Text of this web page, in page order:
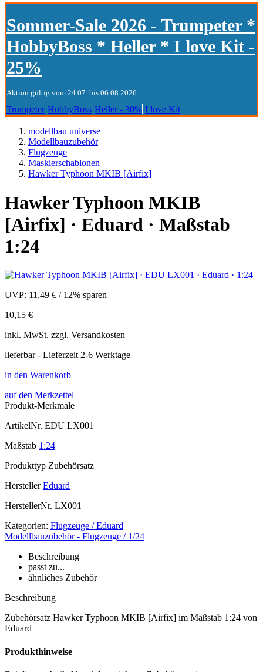
Sommer-Sale 2026 - Trumpeter *
HobbyBoss * Heller * I love Kit -
25%
Aktion gültig vom 24.07. bis 06.08.2026
Trumpeter HobbyBoss Heller - 30% I love Kit
modellbau universe
Modellbauzubehör
Flugzeuge
Maskierschablonen
Hawker Typhoon MKIB [Airfix]
Hawker Typhoon MKIB
[Airfix] · Eduard · Maßstab
1:24
UVP: 11,49 € / 12% sparen
10,15 €
inkl. MwSt. zzgl. Versandkosten
lieferbar - Lieferzeit 2-6 Werktage
in den Warenkorb
auf den Merkzettel
Produkt-Merkmale
ArtikelNr. EDU LX001
Maßstab 1:24
Produkttyp Zubehörsatz
Hersteller Eduard
HerstellerNr. LX001
Kategorien: Flugzeuge / Eduard
Modellbauzubehör - Flugzeuge / 1/24
Beschreibung
passt zu...
ähnliches Zubehör
Beschreibung
Zubehörsatz Hawker Typhoon MKIB [Airfix] im Maßstab 1:24 von
Eduard
Produkthinweise